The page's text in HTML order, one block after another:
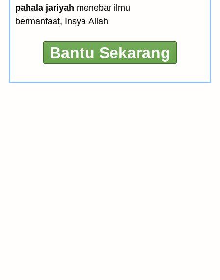
pahala jariyah menebar ilmu
bermanfaat, Insya Allah
Bantu Sekarang